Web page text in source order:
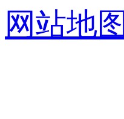
网站地图